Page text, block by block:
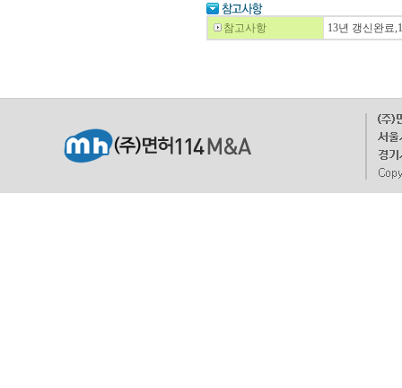
참고사항 13년 갱신완료